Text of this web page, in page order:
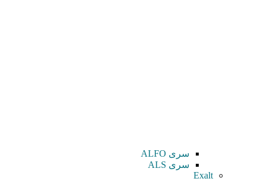
سری ALFO
سری ALS
Exalt